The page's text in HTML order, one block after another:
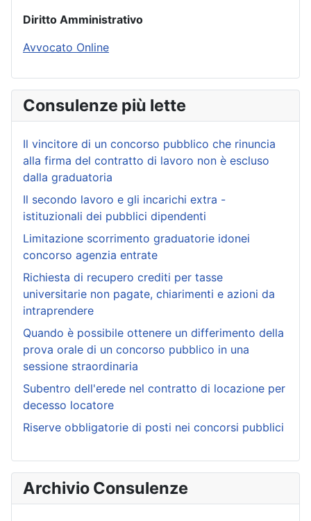
Diritto Amministrativo
Avvocato Online
Consulenze più lette
Il vincitore di un concorso pubblico che rinuncia
alla firma del contratto di lavoro non è escluso
dalla graduatoria
Il secondo lavoro e gli incarichi extra -
istituzionali dei pubblici dipendenti
Limitazione scorrimento graduatorie idonei
concorso agenzia entrate
Richiesta di recupero crediti per tasse
universitarie non pagate, chiarimenti e azioni da
intraprendere
Quando è possibile ottenere un differimento della
prova orale di un concorso pubblico in una
sessione straordinaria
Subentro dell'erede nel contratto di locazione per
decesso locatore
Riserve obbligatorie di posti nei concorsi pubblici
Archivio Consulenze